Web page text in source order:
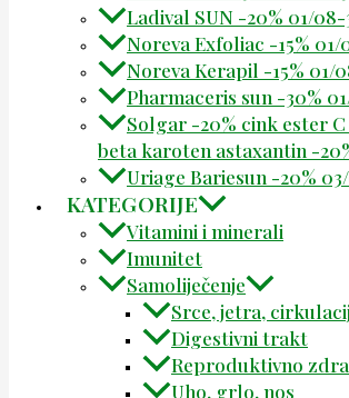
Ladival SUN -20% 01/08-
Noreva Exfoliac -15% 01/
Noreva Kerapil -15% 01/
Pharmaceris sun -30%
Solgar -20% cink ester
beta karoten astaxantin -
Uriage Bariesun -20%
KATEGORIJE
Vitamini i minerali
Imunitet
Samoliječenje
Srce, jetra,
Digestivni trakt
Reproduktivno
Uho, grlo, nos